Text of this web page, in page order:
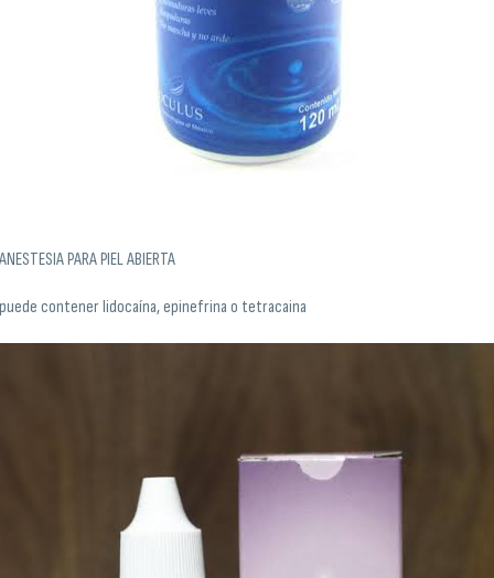
ANESTESIA PARA PIEL ABIERTA
puede contener lidocaína, epinefrina o tetracaina